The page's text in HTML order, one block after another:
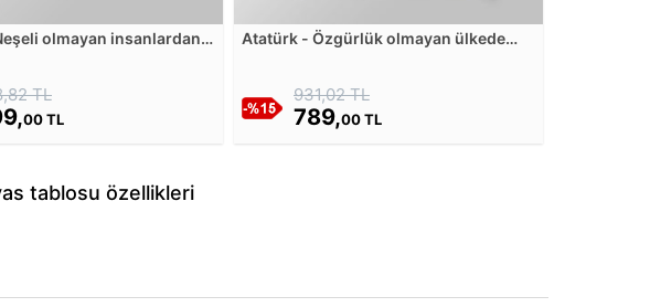
kuruntusu vardır Kanvas
TL
00 TL
Atatürk - Özgürlük olmayan ülkede
Tablosu931,02 TL
789,00 TL
tablosu özellikleri